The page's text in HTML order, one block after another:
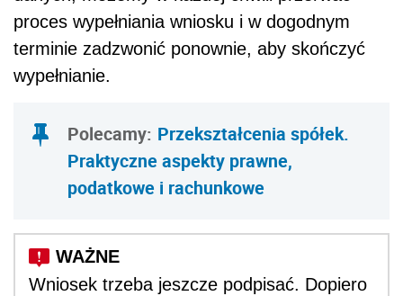
proces wypełniania wniosku i w dogodnym
terminie zadzwonić ponownie, aby skończyć
wypełnianie.
Polecamy: Przekształcenia spółek.
Praktyczne aspekty prawne,
podatkowe i rachunkowe
Wniosek trzeba jeszcze podpisać. Dopiero